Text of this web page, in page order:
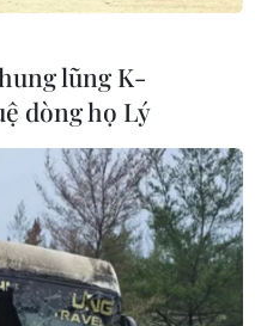
thận
Đông
lũng K-
dòng họ Lý